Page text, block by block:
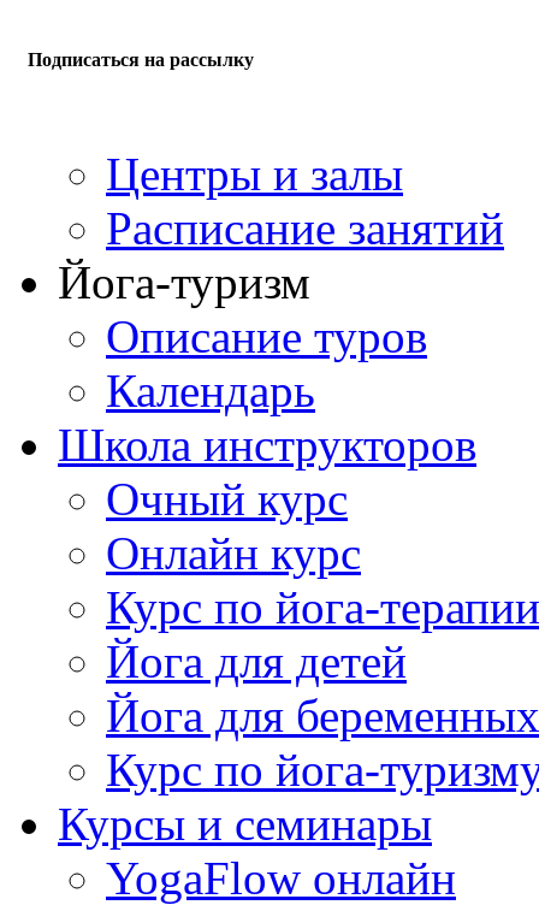
Подписаться на рассылку
Центры и залы
Расписание занятий
Йога-туризм
Описание туров
Календарь
Школа инструкторов
Очный курс
Онлайн курс
Курс по йога-терапии
Йога для детей
Йога для беременных
Курс по йога-
Курсы и семинары
YogaFlow онлайн